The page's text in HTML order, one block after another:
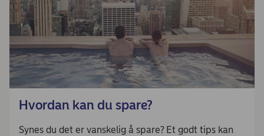
Hvordan kan du spare?
Synes du det er vanskelig å spare? Et godt tips kan